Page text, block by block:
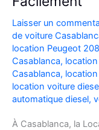
Laisser un
de voiture
location Peugeot
Casablanca,
Casablanca,
location voiture
automatique diesel,
À Casablanca, la